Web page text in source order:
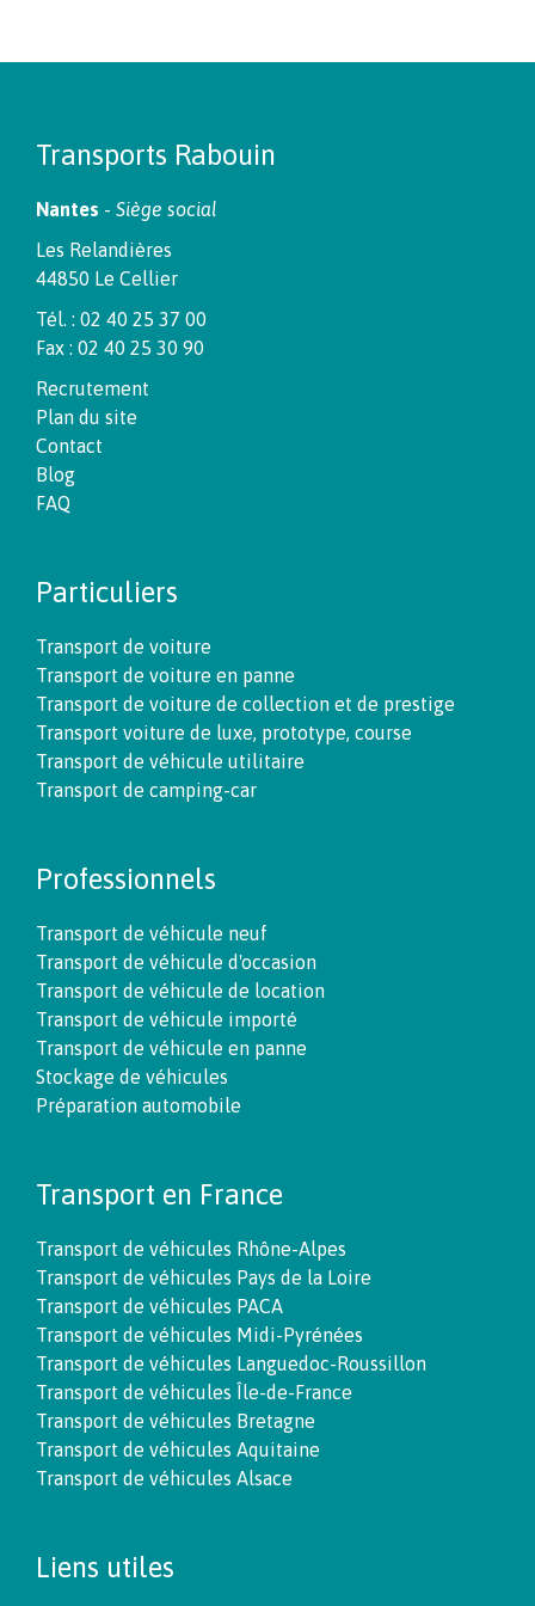
Transports Rabouin
Nantes - Siège social
Les Relandières
44850 Le Cellier
Tél. : 02 40 25 37 00
Fax : 02 40 25 30 90
Recrutement
Plan du site
Contact
Blog
FAQ
Particuliers
Transport de voiture
Transport de voiture en panne
Transport de voiture de collection et de prestige
Transport voiture de luxe, prototype, course
Transport de véhicule utilitaire
Transport de camping-car
Professionnels
Transport de véhicule neuf
Transport de véhicule d'occasion
Transport de véhicule de location
Transport de véhicule importé
Transport de véhicule en panne
Stockage de véhicules
Préparation automobile
Transport en France
Transport de véhicules Rhône-Alpes
Transport de véhicules Pays de la Loire
Transport de véhicules PACA
Transport de véhicules Midi-Pyrénées
Transport de véhicules Languedoc-Roussillon
Transport de véhicules Île-de-France
Transport de véhicules Bretagne
Transport de véhicules Aquitaine
Transport de véhicules Alsace
Liens utiles